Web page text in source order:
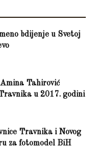
bdijenje u Svetoj
Tahirović
u 2017. godini
Travnika i Novog
za fotomodel BiH